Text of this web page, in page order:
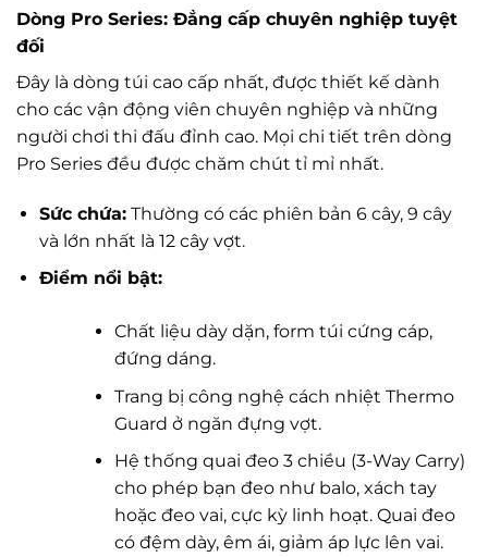
Dòng Pro Series: Đẳng cấp chuyên nghiệp tuyệt
đối
Đây là dòng túi cao cấp nhất, được thiết kế dành
cho các vận động viên chuyên nghiệp và những
người chơi thi đấu đỉnh cao. Mọi chi tiết trên dòng
Pro Series đều được chăm chút tỉ mỉ nhất.
Sức chứa:Thường có các phiên bản 6 cây, 9 cây
và lớn nhất là 12 cây vợt.
Điểm nổi bật:
Chất liệu dày dặn, form túi cứng cáp,
đứng dáng.
Trang bị công nghệ cách nhiệt Thermo
Guard ở ngăn đựng vợt.
Hệ thống quai đeo 3 chiều (3-Way Carry)
cho phép bạn đeo như balo, xách tay
hoặc đeo vai, cực kỳ linh hoạt. Quai đeo
có đệm dày, êm ái, giảm áp lực lên vai.